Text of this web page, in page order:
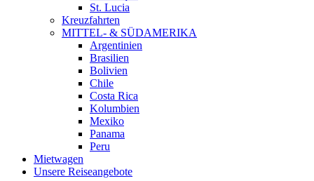
St. Lucia
Kreuzfahrten
MITTEL- & SÜDAMERIKA
Argentinien
Brasilien
Bolivien
Chile
Costa Rica
Kolumbien
Mexiko
Panama
Peru
Mietwagen
Unsere Reiseangebote